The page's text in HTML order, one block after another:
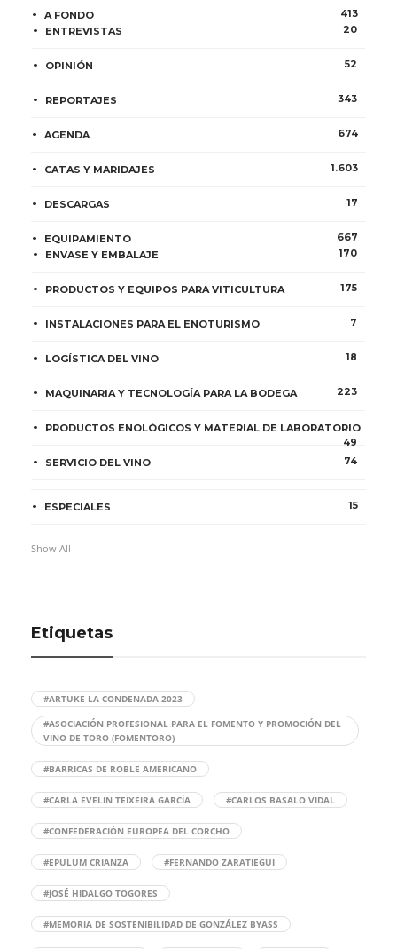
A FONDO
413
ENTREVISTAS
20
OPINIÓN 52
REPORTAJES 343
AGENDA 674
CATAS Y MARIDAJES 1.603
DESCARGAS 17
EQUIPAMIENTO
667
ENVASE Y EMBALAJE
170
PRODUCTOS Y EQUIPOS PARA VITICULTURA 175
INSTALACIONES PARA EL ENOTURISMO 7
LOGÍSTICA DEL VINO 18
MAQUINARIA Y TECNOLOGÍA PARA LA BODEGA 223
PRODUCTOS ENOLÓGICOS Y MATERIAL DE LABORATORIO
49
SERVICIO DEL VINO
74
ESPECIALES 15
Show All
Etiquetas
#ARTUKE LA CONDENADA 2023
#ASOCIACIÓN PROFESIONAL PARA EL FOMENTO Y PROMOCIÓN DEL
VINO DE TORO (FOMENTORO)
#BARRICAS DE ROBLE AMERICANO
#CARLA EVELIN TEIXEIRA GARCÍA #CARLOS BASALO VIDAL
#CONFEDERACIÓN EUROPEA DEL CORCHO
#EPULUM CRIANZA #FERNANDO ZARATIEGUI
#JOSÉ HIDALGO TOGORES
#MEMORIA DE SOSTENIBILIDAD DE GONZÁLEZ BYASS